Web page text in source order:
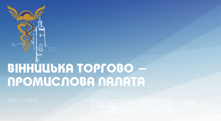
ВIННИЦЬКА ТОРГОВО -
ПРОМИСЛОВА ПАЛАТА
Мапа сайту